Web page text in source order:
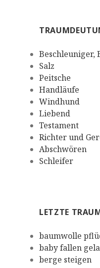
Beschleuniger,
Salz
Peitsche
Handläufe
Windhund
Liebend
Testament
Richter und
Abschwören
Schleifer
LETZTE
baumwolle
baby fallen
berge steigen